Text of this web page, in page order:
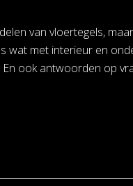
van vloertegels,
wat met interieur en
ook antwoorden op